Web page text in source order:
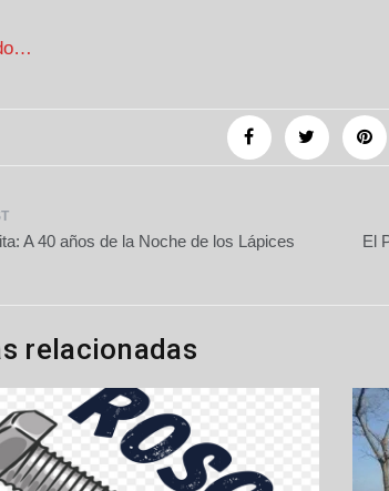
A 40 años de la Noche de los Lápices
El
relacionadas